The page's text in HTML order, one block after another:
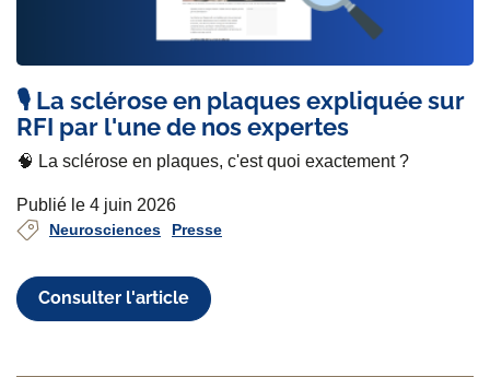
🎙️ La sclérose en plaques expliquée sur
RFI par l'une de nos expertes
🧠 La sclérose en plaques, c'est quoi exactement ?
Publié le 4 juin 2026
Neurosciences Presse
Consulter l'article